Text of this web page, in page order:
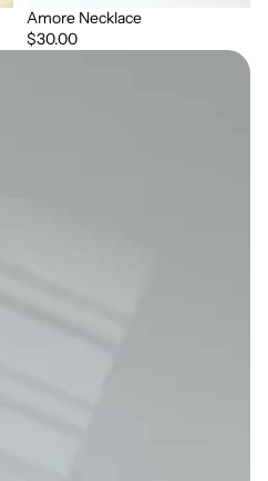
Amore Necklace
$30.00